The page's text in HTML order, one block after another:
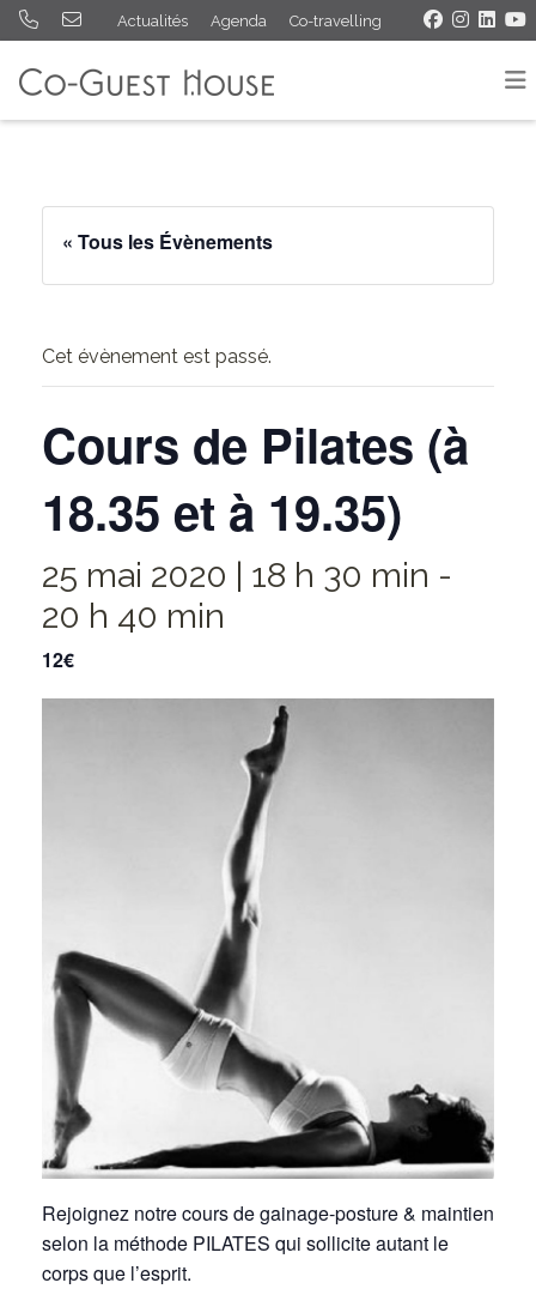
Actualités Agenda Co-travelling
« Tous les Évènements
Cet évènement est passé.
Cours de Pilates (à
18.35 et à 19.35)
25 mai 2020 | 18 h 30 min -
20 h 40 min
12€
Rejoignez notre cours de gainage-posture & maintien
selon la méthode PILATES qui sollicite autant le
corps que l’esprit.